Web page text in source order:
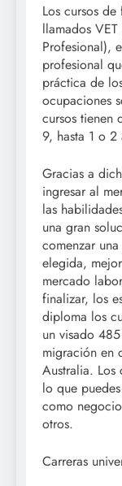
Los cursos
llamados
Profesional),
profesional
práctica de
ocupaciones
cursos tienen
9, hasta 1 o 2
Gracias a
ingresar al
las
una gran
comenzar
elegida,
mercado
finalizar, los
diploma los
un visado
migración en
Australia. Los
lo que
como
otros.
Carreras